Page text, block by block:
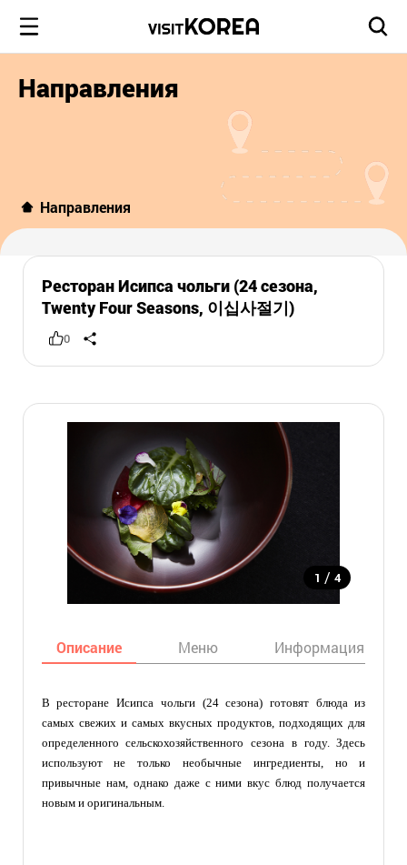
Направления
Направления
Ресторан Исипса чольги (24 сезона,
Twenty Four Seasons, 이십사절기)
0
1 / 4
Описание Меню Информация
В ресторане Исипса чольги (24 сезона) готовят блюда из
самых свежих и самых вкусных продуктов, подходящих для
определенного сельскохозяйственного сезона в году. Здесь
используют не только необычные ингредиенты, но и
привычные нам, однако даже с ними вкус блюд получается
новым и оригинальным.